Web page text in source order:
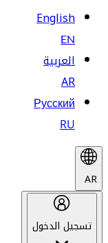
English
EN
العربية
AR
Русский
RU
AR
تسجيل الدخول